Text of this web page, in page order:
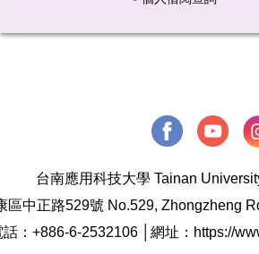
台南應用科技大學 Tainan
區中正路529號 No.529, Zhongzheng
話：+886-6-2532106 │網址：https://